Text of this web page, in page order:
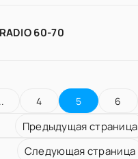
60-70
Предыдущая страница
4 5 6
Следующая страница